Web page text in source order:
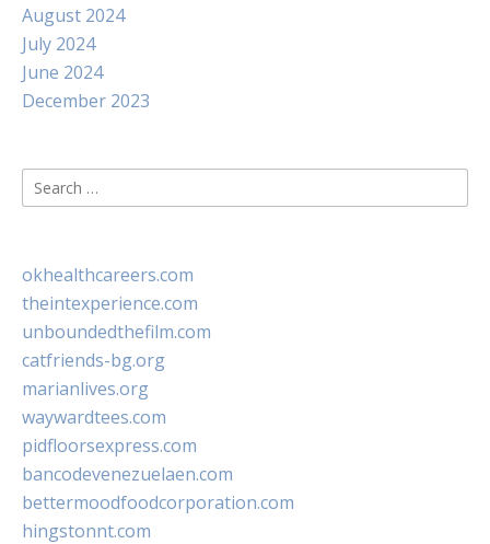
August 2024
July 2024
June 2024
December 2023
Search
for:
okhealthcareers.com
theintexperience.com
unboundedthefilm.com
catfriends-bg.org
marianlives.org
waywardtees.com
pidfloorsexpress.com
bancodevenezuelaen.com
bettermoodfoodcorporation.com
hingstonnt.com